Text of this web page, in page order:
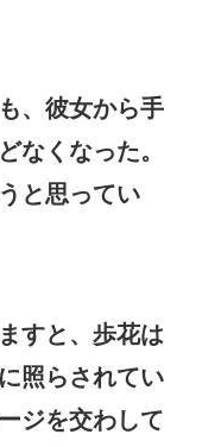
、彼女から手
なくなった。
と思ってい
すと、歩花は
照らされてい
ジを交わして